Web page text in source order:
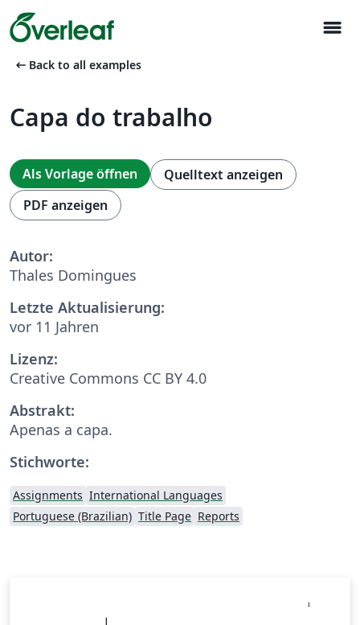
menu
arrow_left_alt Back to all examples
Capa do trabalho
Als Vorlage öffnen
Quelltext anzeigen
PDF anzeigen
Autor:
Thales Domingues
Letzte Aktualisierung:
vor 11 Jahren
Lizenz:
Creative Commons CC BY 4.0
Abstrakt:
Apenas a capa.
Stichworte:
Assignments International Languages
Portuguese (Brazilian) Title Page Reports